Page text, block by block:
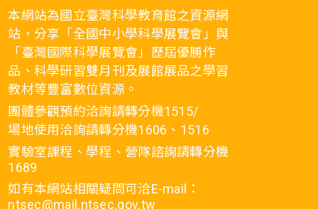
本網站為國立臺灣科學教育館之資源網
站，分享「全國中小學科學展覽會」與
「臺灣國際科學展覽會」歷屆優勝作
品、科學研習雙月刊及展館展品之學習
教材等豐富數位資源。
團體參觀預約洽詢請轉分機1515/
場地使用洽詢請轉分機1606、1516
實驗室課程、學程、營隊諮詢請轉分機
1689
如有本網站相關疑問可洽E-mail：
ntsec@mail.ntsec.gov.tw